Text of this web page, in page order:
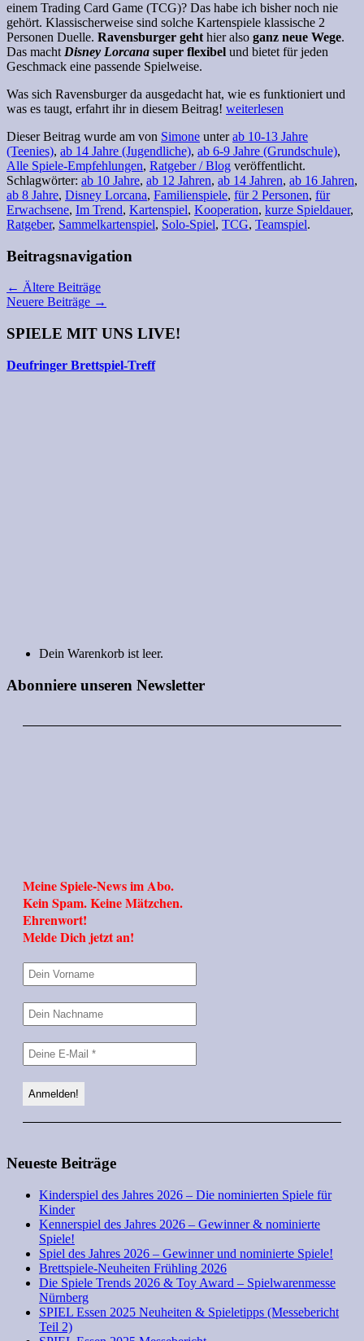
einem Trading Card Game (TCG)? Das habe ich bisher noch nie
gehört. Klassischerweise sind solche Kartenspiele klassische 2
Personen Duelle. Ravensburger geht hier also ganz neue Wege.
Das macht Disney Lorcana super flexibel und bietet für jeden
Geschmack eine passende Spielweise.
Was sich Ravensburger da ausgedacht hat, wie es funktioniert und
was es taugt, erfahrt ihr in diesem Beitrag! weiterlesen
Dieser Beitrag wurde am von Simone unterab 10-13 Jahre
(Teenies), ab 14 Jahre (Jugendliche), ab 6-9 Jahre (Grundschule),
Alle Spiele-Empfehlungen, Ratgeber / Blog veröffentlicht.
Schlagwörter: ab 10 Jahre, ab 12 Jahren, ab 14 Jahren, ab 16 Jahren,
ab 8 Jahre, Disney Lorcana, Familienspiele, für 2 Personen, für
Erwachsene, Im Trend, Kartenspiel, Kooperation, kurze Spieldauer,
Ratgeber, Sammelkartenspiel, Solo-Spiel, TCG, Teamspiel.
Beitragsnavigation
← Ältere Beiträge
Neuere Beiträge →
SPIELE MIT UNS LIVE!
Deufringer Brettspiel-Treff
Dein Warenkorb ist leer.
Abonniere unseren Newsletter
Meine Spiele-News im Abo.
Kein Spam. Keine Mätzchen.
Ehrenwort!
Melde Dich jetzt an!
Neueste Beiträge
Kinderspiel des Jahres 2026 – Die nominierten Spiele für
Kinder
Kennerspiel des Jahres 2026 – Gewinner & nominierte
Spiele!
Spiel des Jahres 2026 – Gewinner und nominierte Spiele!
Brettspiele-Neuheiten Frühling 2026
Die Spiele Trends 2026 & Toy Award – Spielwarenmesse
Nürnberg
SPIEL Essen 2025 Neuheiten & Spieletipps (Messebericht
Teil 2)